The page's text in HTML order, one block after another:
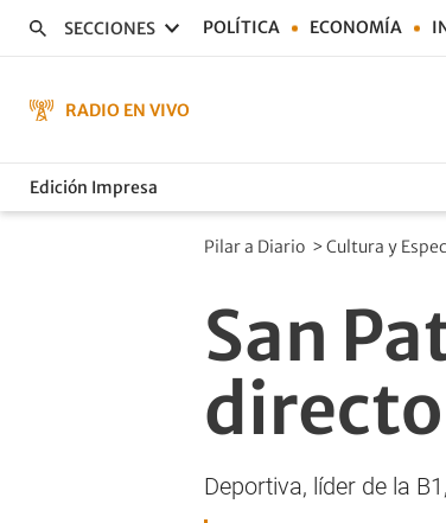
SECCIONES POLÍTICA ECONOMÍA
RADIO EN VIVO
Edición Impresa
Pilar a Diario >Cultura y
San
directo
Deportiva, líder de la